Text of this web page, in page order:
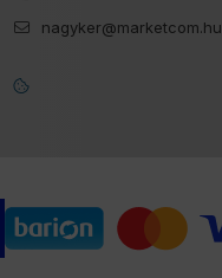
nagyker@marketcom.hu